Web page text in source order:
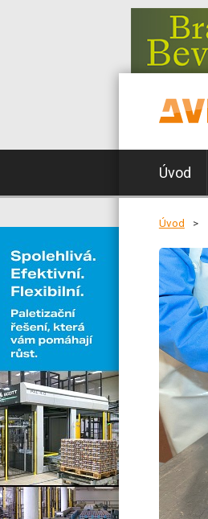
Úvod
Úvod